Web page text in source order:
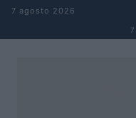
Pular para o conteúdo
7 agosto 2026